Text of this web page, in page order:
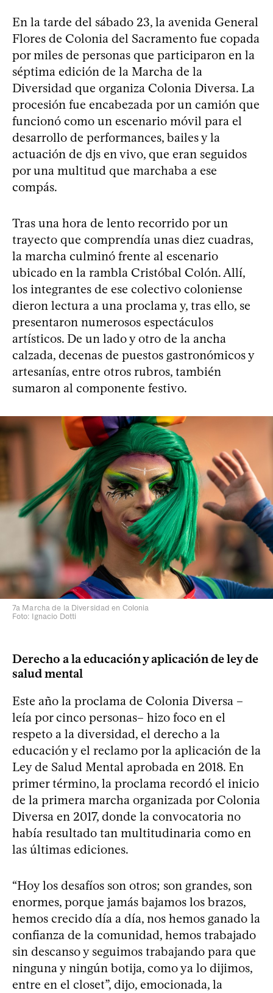
En la tarde del sábado 23, la avenida General
Flores de Colonia del Sacramento fue copada
por miles de personas que participaron en la
séptima edición de la Marcha de la
Diversidad que organiza Colonia Diversa. La
procesión fue encabezada por un camión que
funcionó como un escenario móvil para el
desarrollo de performances, bailes y la
actuación de djs en vivo, que eran seguidos
por una multitud que marchaba a ese
compás.
Tras una hora de lento recorrido por un
trayecto que comprendía unas diez cuadras,
la marcha culminó frente al escenario
ubicado en la rambla Cristóbal Colón. Allí,
los integrantes de ese colectivo coloniense
dieron lectura a una proclama y, tras ello, se
presentaron numerosos espectáculos
artísticos. De un lado y otro de la ancha
calzada, decenas de puestos gastronómicos y
artesanías, entre otros rubros, también
sumaron al componente festivo.
7a Marcha de la Diversidad en Colonia
Foto: Ignacio Dotti
Derecho a la educación y aplicación de ley de
salud mental
Este año la proclama de Colonia Diversa –
leía por cinco personas– hizo foco en el
respeto a la diversidad, el derecho a la
educación y el reclamo por la aplicación de la
Ley de Salud Mental aprobada en 2018. En
primer término, la proclama recordó el inicio
de la primera marcha organizada por Colonia
Diversa en 2017, donde la convocatoria no
había resultado tan multitudinaria como en
las últimas ediciones.
“Hoy los desafíos son otros; son grandes, son
enormes, porque jamás bajamos los brazos,
hemos crecido día a día, nos hemos ganado la
confianza de la comunidad, hemos trabajado
sin descanso y seguimos trabajando para que
ninguna y ningún botija, como ya lo dijimos,
entre en el closet”, dijo, emocionada, la